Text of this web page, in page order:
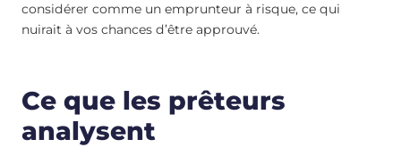
considérer comme un emprunteur à risque, ce qui
nuirait à vos chances d’être approuvé.
Ce que les prêteurs
analysent